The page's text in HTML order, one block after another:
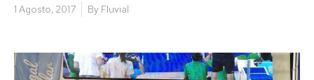
1 Agosto, 2017 By Fluvial